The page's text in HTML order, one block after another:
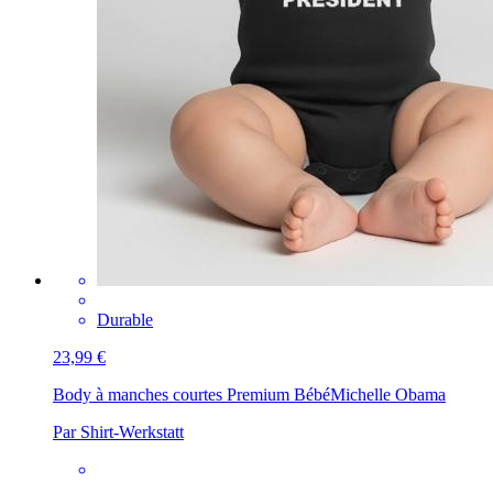
Durable
23,99 €
Body à manches courtes Premium BébéMichelle Obama
Par Shirt-Werkstatt